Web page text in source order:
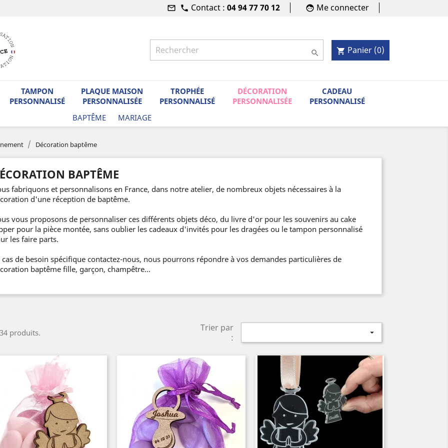
mail_outline phone Contact : 04 94 77 70 12 face Me connecter
 shopping_cart Panier (0)
TAMPON
PERSONNALISÉ
PLAQUE MAISON
PERSONNALISÉE
TROPHÉE
PERSONNALISÉ
DÉCORATION
PERSONNALISÉE
CADEAU
PERSONNALISÉ
BAPTÊME
MARIAGE
Décoration baptême
BAPTÊME
fabriquons et personnalisons en France, dans notre atelier, de nombreux objets nécessaires à la
d'une réception de baptême.
vous proposons de personnaliser ces différents objets déco, du livre d'or pour les souvenirs au cake
pour la pièce montée, sans oublier les cadeaux d'invités pour les dragées ou le tampon personnalisé
les faire parts.
cas de besoin spécifique contactez-nous, nous pourrons répondre à vos demandes particulières de
baptême fille, garçon, champêtre...
produits.
Trier par
:
